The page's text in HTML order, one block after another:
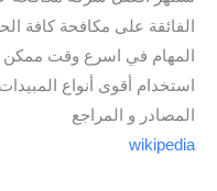
الفائقة على مكافحة كافة
المهام في اسرع وقت ممكن
استخدام أقوى أنواع
المصادر و المراجع
wikipedia